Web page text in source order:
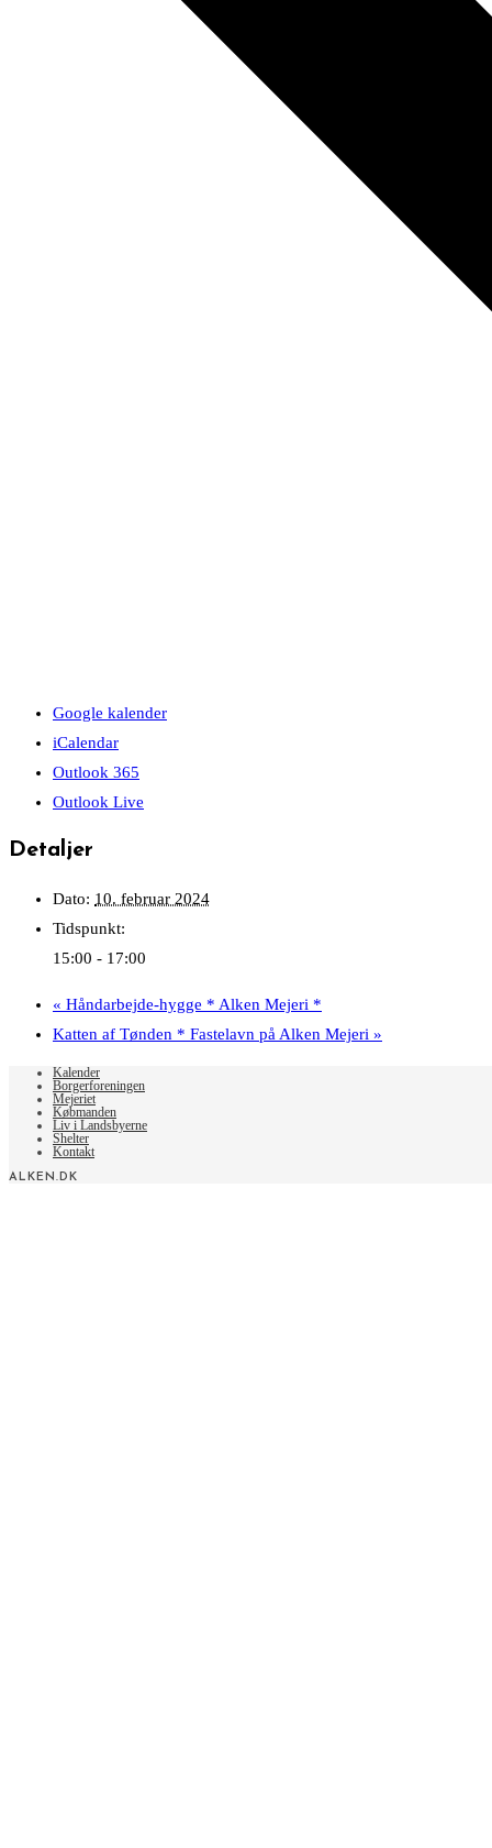
Google kalender
iCalendar
Outlook 365
Outlook Live
Detaljer
Dato: 10. februar 2024
Tidspunkt:
15:00 - 17:00
« Håndarbejde-hygge * Alken Mejeri *
Katten af Tønden * Fastelavn på Alken Mejeri »
Kalender
Borgerforeningen
Mejeriet
Købmanden
Liv i Landsbyerne
Shelter
Kontakt
ALKEN.DK